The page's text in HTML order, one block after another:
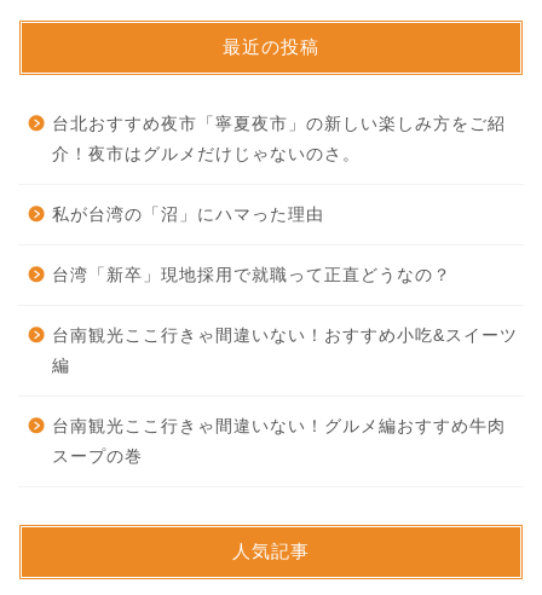
最近の投稿
台北おすすめ夜市「寧夏夜市」の新しい楽しみ方をご紹
介！夜市はグルメだけじゃないのさ。
私が台湾の「沼」にハマった理由
台湾「新卒」現地採用で就職って正直どうなの？
台南観光ここ行きゃ間違いない！おすすめ小吃&スイーツ
編
台南観光ここ行きゃ間違いない！グルメ編おすすめ牛肉
スープの巻
人気記事